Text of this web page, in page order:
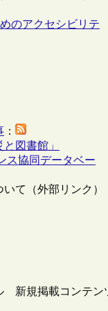
のアクセシビリテ
：
図書館」
ス協同データベー
て（外部リンク）
新規掲載コンテン